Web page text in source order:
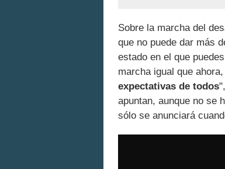
Sobre la marcha del
que no puede dar más
estado en el que
marcha igual que ahora,
expectativas de todos
apuntan, aunque no se
sólo se anunciará